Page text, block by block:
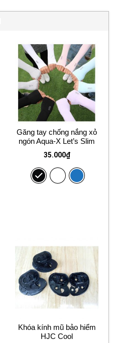
Găng tay chống nắng xỏ
ngón Aqua-X Let’s Slim
35.000₫
Khóa kính mũ bảo hiểm
HJC Cool